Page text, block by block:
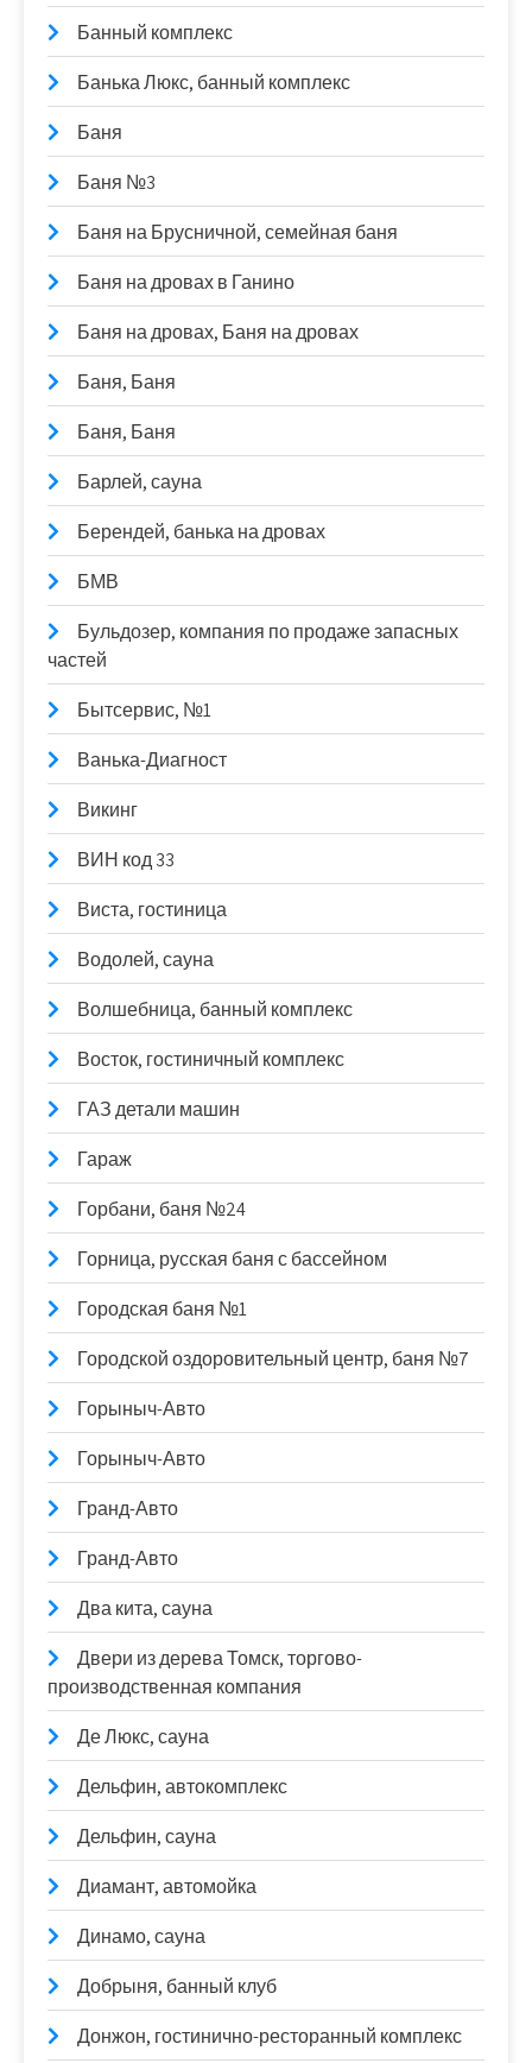
Банный комплекс
Банька Люкс, банный комплекс
Баня
Баня №3
Баня на Брусничной, семейная баня
Баня на дровах в Ганино
Баня на дровах, Баня на дровах
Баня, Баня
Баня, Баня
Барлей, сауна
Берендей, банька на дровах
БМВ
Бульдозер, компания по продаже запасных
частей
Бытсервис, №1
Ванька-Диагност
Викинг
ВИН код 33
Виста, гостиница
Водолей, сауна
Волшебница, банный комплекс
Восток, гостиничный комплекс
ГАЗ детали машин
Гараж
Горбани, баня №24
Горница, русская баня с бассейном
Городская баня №1
Городской оздоровительный центр, баня №7
Горыныч-Авто
Горыныч-Авто
Гранд-Авто
Гранд-Авто
Два кита, сауна
Двери из дерева Томск, торгово-
производственная компания
Де Люкс, сауна
Дельфин, автокомплекс
Дельфин, сауна
Диамант, автомойка
Динамо, сауна
Добрыня, банный клуб
Донжон, гостинично-ресторанный комплекс